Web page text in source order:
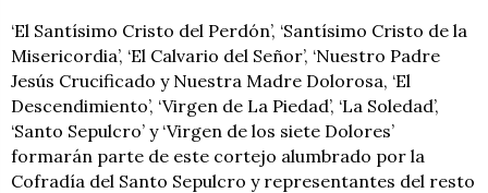
‘El Santísimo Cristo del Perdón’, ‘Santísimo Cristo de la
Misericordia’, ‘El Calvario del Señor’, ‘Nuestro Padre
Jesús Crucificado y Nuestra Madre Dolorosa, ‘El
Descendimiento’, ‘Virgen de La Piedad’, ‘La Soledad’,
‘Santo Sepulcro’ y ‘Virgen de los siete Dolores’
formarán parte de este cortejo alumbrado por la
Cofradía del Santo Sepulcro y representantes del resto